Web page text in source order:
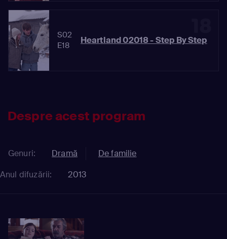
S02
E18
Heartland 02018 - Step By Step
Despre acest program
Genuri: Dramă
De familie
Anul difuzării:
2013